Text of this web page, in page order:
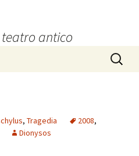
antico
Ricerca
per:
, Tragedia 2008,
Dionysos